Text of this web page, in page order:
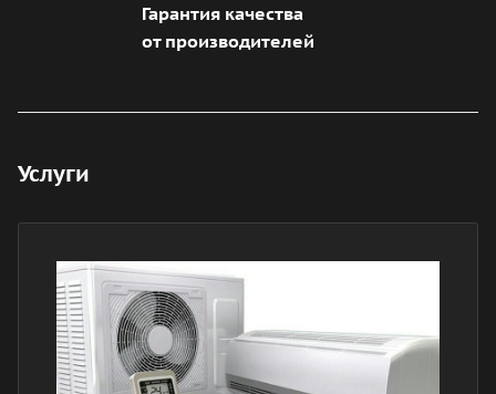
Гарантия качества
от производителей
Услуги